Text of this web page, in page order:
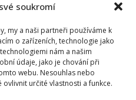
soukromí
my a naši partneři používáme k
o zařízeních, technologie jako
nám a našim
údaje, jako je chování při
webu. Nesouhlas nebo
určité vlastnosti a funkce.